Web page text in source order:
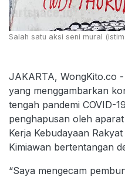
Salah satu aksi seni mural
JAKARTA, WongKito.co
yang menggambarkan
tengah pandemi COVID-
penghapusan oleh
Kerja Kebudayaan
Kimiawan bertentangan
“Saya mengecam